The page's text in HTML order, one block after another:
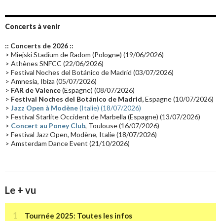
Groupe de Recherche Musicale
Passages radio Vidéo Jarrecast (16) Synthé 80's
Les concerts en Chine(16) Cinéma
Synthé Roland(15) Belgique(15)
(14) Astronomie (14) (14)
Tournée 2025(14) 2024(14) Chine(13)
Concerts à venir
:: Concerts de 2026 ::
> Miejski Stadium de Radom (Pologne) (19/06/2026)
> Athènes SNFCC (22/06/2026)
> Festival Noches del Botánico de Madrid (03/07/2026)
> Amnesia, Ibiza (05/07/2026)
> FAR de Valence(Espagne) (08/07/2026)
> Festival Noches del Botánico de Madrid,Espagne (10/07/2026)
> Jazz Open à Modène(Italie) (18/07/2026)
> Festival Starlite Occident de Marbella (Espagne) (13/07/2026)
> Concert au Poney Club, Toulouse (16/07/2026)
> Festival Jazz Open, Modène, Italie (18/07/2026)
> Amsterdam Dance Event (21/10/2026)
Le + vu